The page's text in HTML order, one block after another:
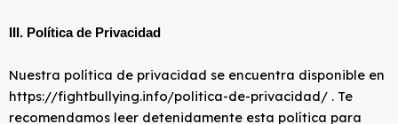
III. Política de Privacidad
Nuestra política de privacidad se encuentra disponible en
https://fightbullying.info/politica-de-privacidad/ . Te
recomendamos leer detenidamente esta política para